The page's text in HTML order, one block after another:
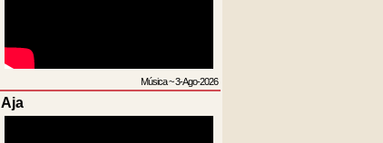
Música~3-Ago-2026
Aja